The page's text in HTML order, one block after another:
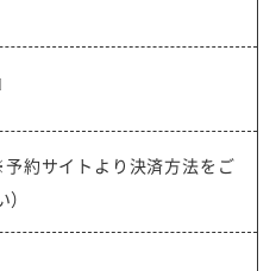
約サイトより決済方法をご